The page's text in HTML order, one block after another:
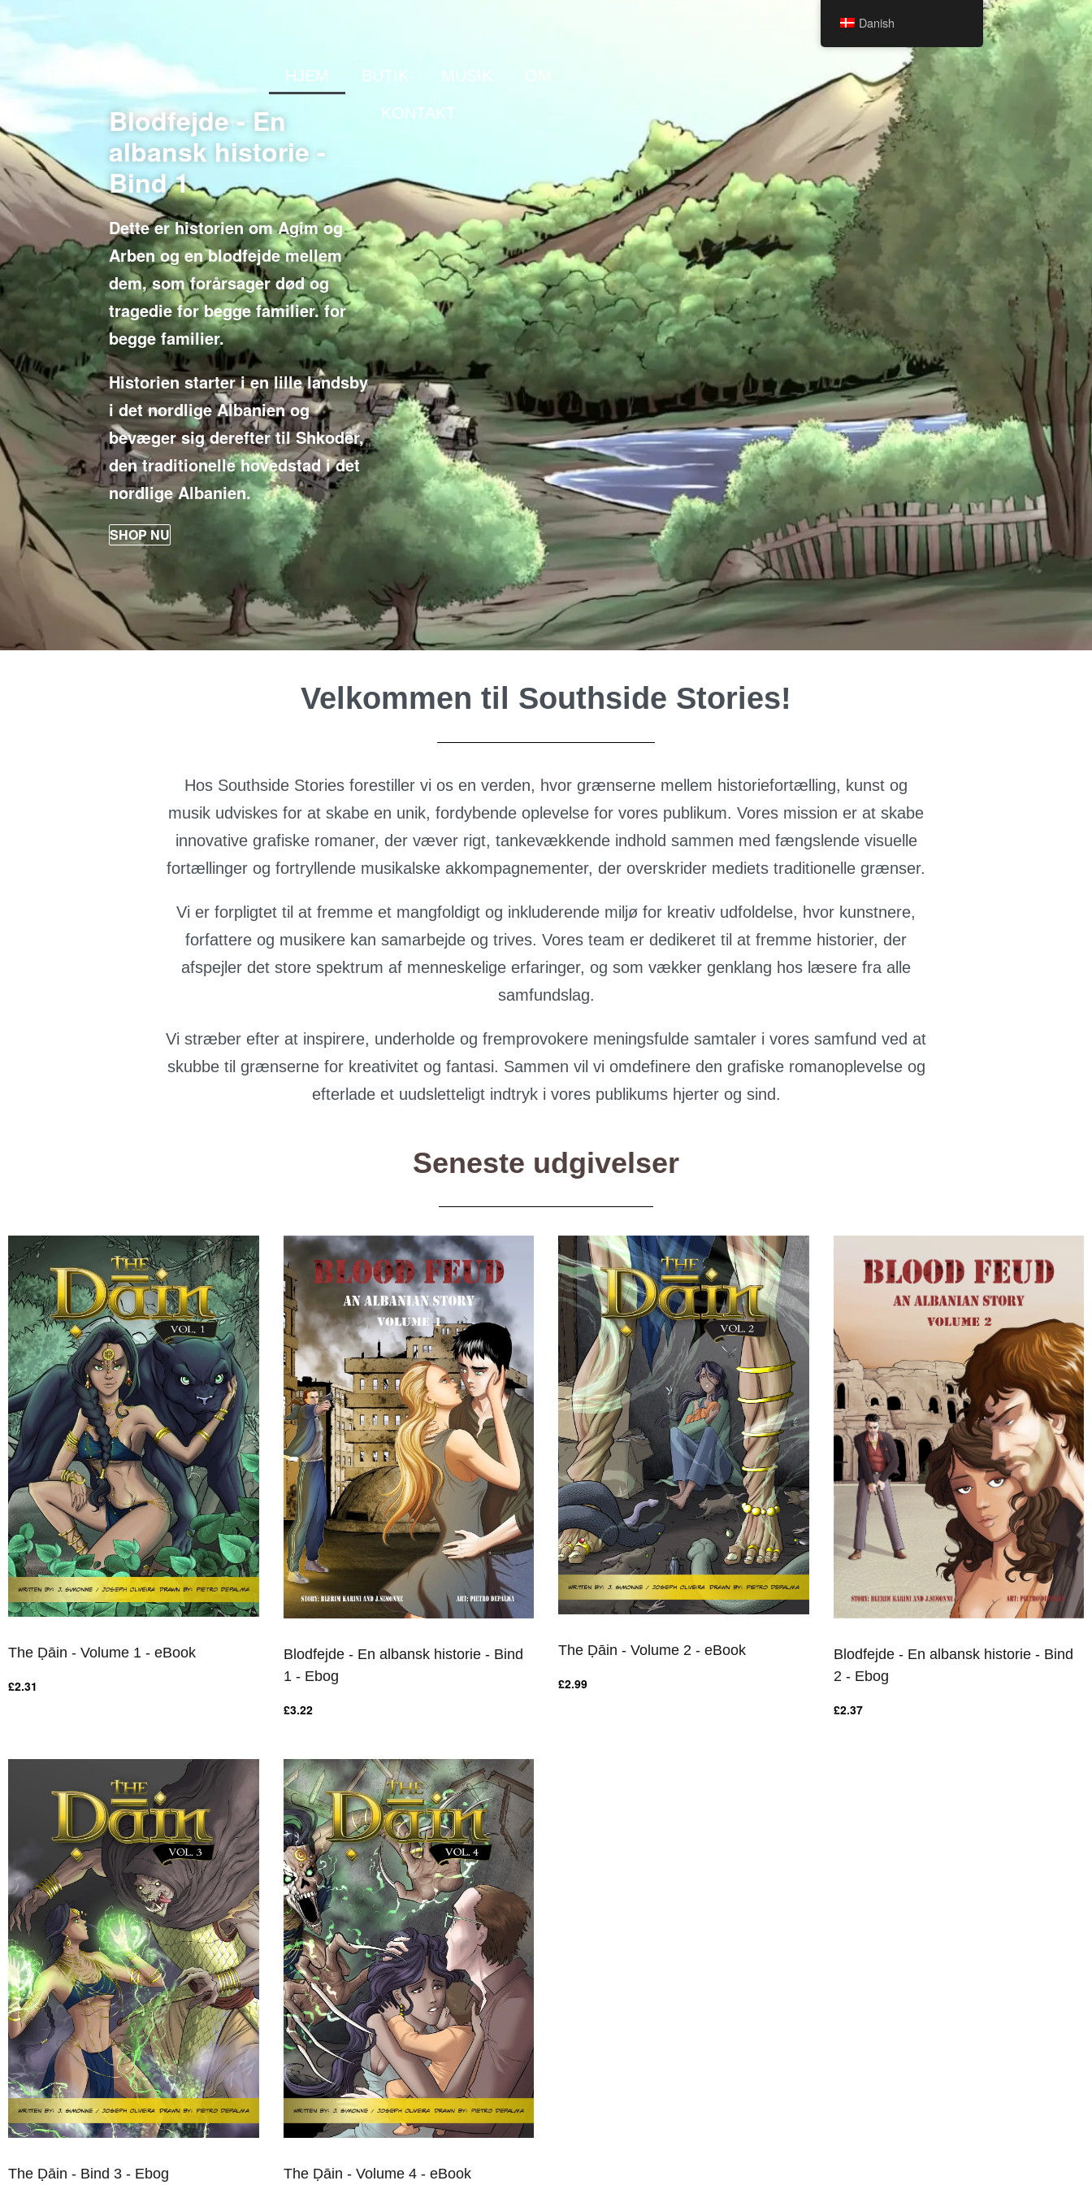
HJEM BUTIK MUSIK OM
KONTAKT
Blodfejde - En
albansk historie -
Bind 1
Dette er historien om Agim og
Arben og en blodfejde mellem
dem, som forårsager død og
tragedie for begge familier. for
begge familier.
Historien starter i en lille landsby
i det nordlige Albanien og
bevæger sig derefter til Shkodër,
den traditionelle hovedstad i det
nordlige Albanien.
SHOP NU
Velkommen til Southside Stories!
Hos Southside Stories forestiller vi os en verden, hvor grænserne mellem historiefortælling, kunst og
musik udviskes for at skabe en unik, fordybende oplevelse for vores publikum. Vores mission er at skabe
innovative grafiske romaner, der væver rigt, tankevækkende indhold sammen med fængslende visuelle
fortællinger og fortryllende musikalske akkompagnementer, der overskrider mediets traditionelle grænser.
Vi er forpligtet til at fremme et mangfoldigt og inkluderende miljø for kreativ udfoldelse, hvor kunstnere,
forfattere og musikere kan samarbejde og trives. Vores team er dedikeret til at fremme historier, der
afspejler det store spektrum af menneskelige erfaringer, og som vækker genklang hos læsere fra alle
samfundslag.
Vi stræber efter at inspirere, underholde og fremprovokere meningsfulde samtaler i vores samfund ved at
skubbe til grænserne for kreativitet og fantasi. Sammen vil vi omdefinere den grafiske romanoplevelse og
efterlade et uudsletteligt indtryk i vores publikums hjerter og sind.
Seneste udgivelser
The Ḍāin - Volume 1 - eBook
£2.31
Blodfejde - En albansk historie - Bind
1 - Ebog
£3.22
The Ḍāin - Volume 2 - eBook
£2.99
Blodfejde - En albansk historie - Bind
2 - Ebog
£2.37
The Ḍāin - Bind 3 - Ebog The Ḍāin - Volume 4 - eBook
Danish